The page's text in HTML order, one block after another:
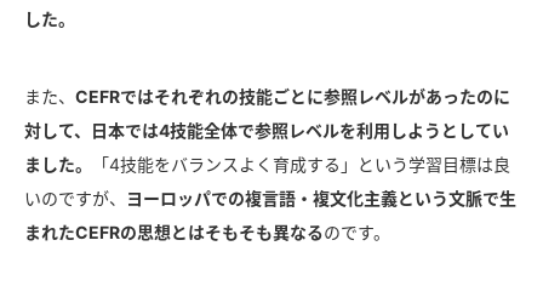
した。
また、 CEFRではそれぞれの技能ごとに参照レベルがあったのに
対して、日本では4技能全体で参照レベルを利用しようとしてい
ました。
「4技能をバランスよく育成する」という学習目標は良
いのですが、
ヨーロッパでの複言語・複文化主義という文脈で生
まれたCEFRの思想とはそもそも異なるのです。